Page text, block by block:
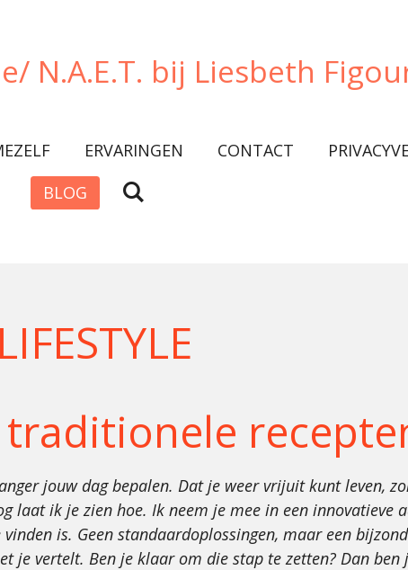
N.A.E.T. bij Liesbeth
ERVARINGEN CONTACT
BLOG
LIFESTYLE
jouw dag bepalen. Dat je weer vrijuit kunt leven,
laat ik je zien hoe. Ik neem je mee in een innovatieve
is. Geen standaardoplossingen, maar een
je vertelt. Ben je klaar om die stap te zetten? Dan ben